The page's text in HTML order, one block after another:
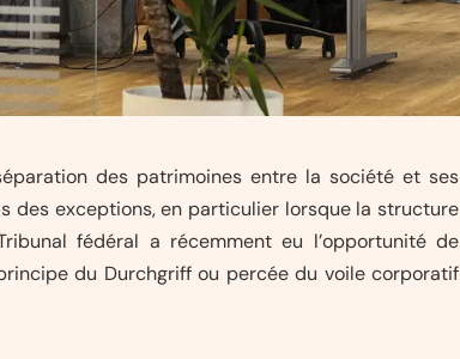
des patrimoines entre la société et ses
des exceptions, en particulier lorsque la structure
fédéral a récemment eu l’opportunité de
du Durchgriff ou percée du voile corporatif